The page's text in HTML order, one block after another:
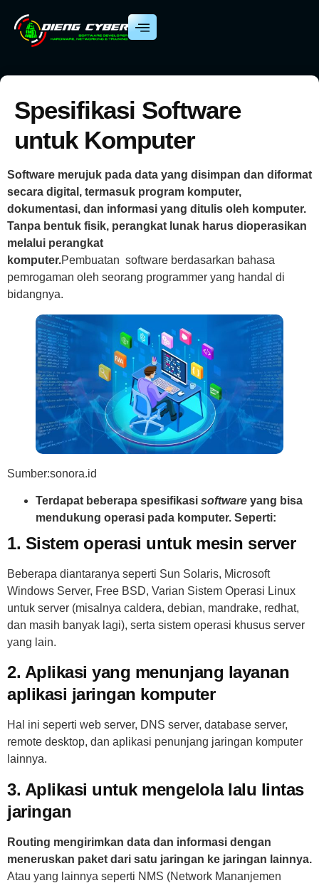
Spesifikasi Software
untuk Komputer
Software merujuk pada data yang disimpan dan diformat
secara digital, termasuk program komputer,
dokumentasi, dan informasi yang ditulis oleh komputer.
Tanpa bentuk fisik, perangkat lunak harus dioperasikan
melalui perangkat
komputer.Pembuatan software berdasarkan bahasa
pemrogaman oleh seorang programmer yang handal di
bidangnya.
Sumber:sonora.id
Terdapat beberapa spesifikasi software yang bisa
mendukung operasi pada komputer. Seperti:
1. Sistem operasi untuk mesin server
Beberapa diantaranya seperti Sun Solaris, Microsoft
Windows Server, Free BSD, Varian Sistem Operasi Linux
untuk server (misalnya caldera, debian, mandrake, redhat,
dan masih banyak lagi), serta sistem operasi khusus server
yang lain.
2. Aplikasi yang menunjang layanan
aplikasi jaringan komputer
Hal ini seperti web server, DNS server, database server,
remote desktop, dan aplikasi penunjang jaringan komputer
lainnya.
3. Aplikasi untuk mengelola lalu lintas
jaringan
Routing mengirimkan data dan informasi dengan
meneruskan paket dari satu jaringan ke jaringan lainnya.
Atau yang lainnya seperti NMS (Network Mananjemen